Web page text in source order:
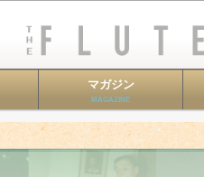
マガジン
MAGAZINE